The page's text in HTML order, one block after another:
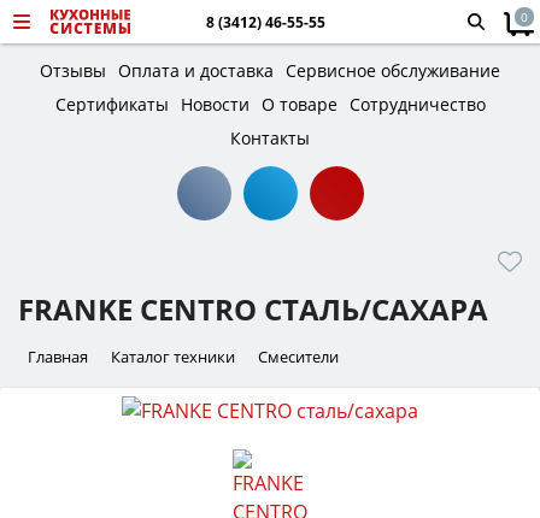
8 (3412) 46-55-55 0
Отзывы Оплата и доставка Сервисное обслуживание
Сертификаты
Новости О товаре Сотрудничество
Контакты
FRANKE CENTRO СТАЛЬ/САХАРА
Главная Каталог техники Смесители